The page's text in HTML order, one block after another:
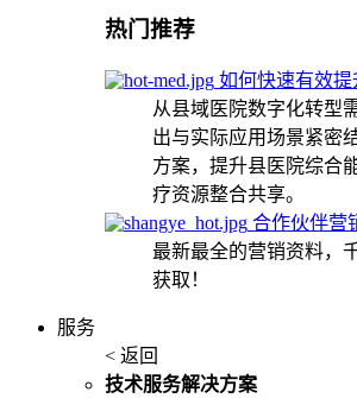
热门推荐
如何快速有效
从县域医院数字化转型
出与实际应用场景紧密
方案，提升县医院综合
疗资源整合共享。
合作伙伴营
最新最全的营销资料，
获取！
服务
< 返回
技术服务解决方案